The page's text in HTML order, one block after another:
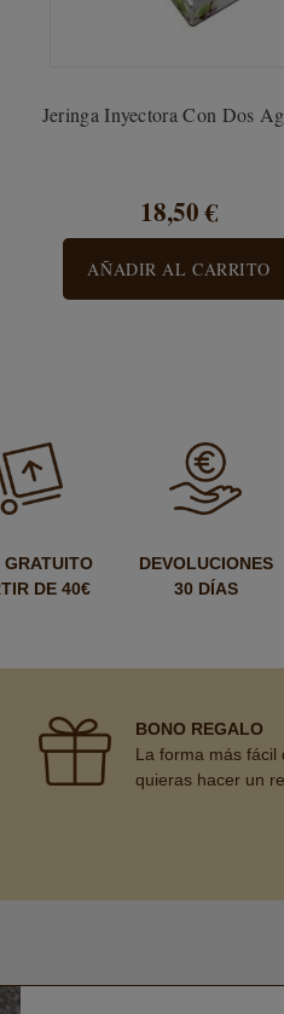
Jeringa Inyectora Con Dos
18,50 €
AÑADIR AL CARRITO
GRATUITO
DE 40€
DEVOLUCIONES
30 DÍAS
BONO REGALO
La forma más fácil
quieras hacer un